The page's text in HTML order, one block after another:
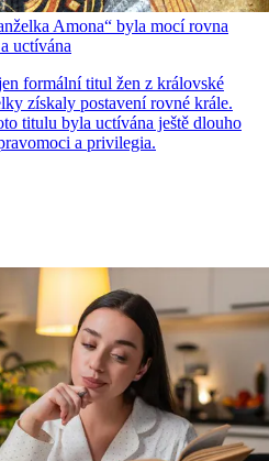
Amona“ byla mocí rovna
uctívána
formální titul žen z královské
získaly postavení rovné krále.
titulu byla uctívána ještě dlouho
a privilegia.